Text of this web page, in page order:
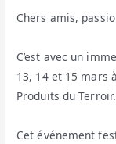
Chers amis,
C’est avec un
13, 14 et 15 mars
Produits du Terroir.
Cet événement